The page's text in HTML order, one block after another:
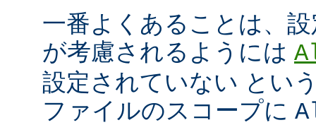
一番よくあることは、
が考慮されるようには
設定されていない とい
ファイルのスコープに